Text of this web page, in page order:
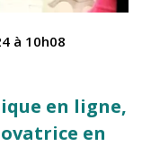
à 10h08
en ligne,
en